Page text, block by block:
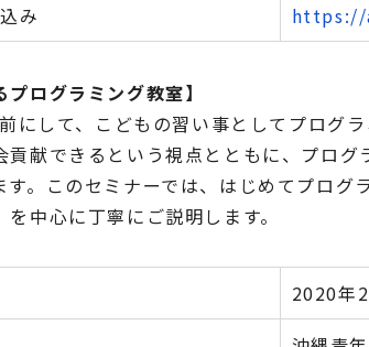
み
https://
ログラミング教室】
にして、こどもの習い事としてプログ
献できるという視点とともに、プロ
。このセミナーでは、はじめてプロ
中心に丁寧にご説明します。
2020年